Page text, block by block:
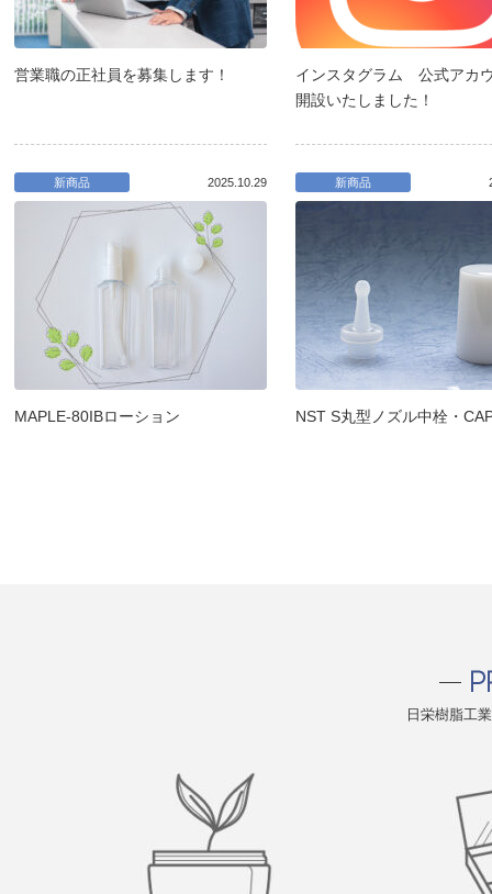
営業職の正社員を募集します！
インスタグラム 公式アカ
開設いたしました！
新商品 2025.10.29
MAPLE-80IBローション
新商品
NST S丸型ノズル中栓・
日栄樹脂工